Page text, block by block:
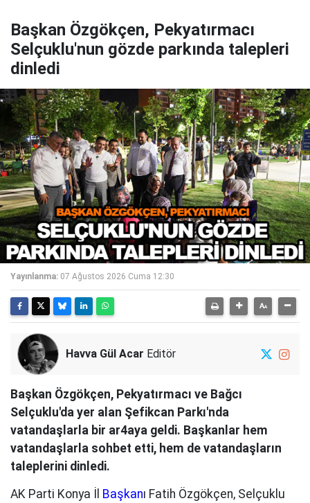
Başkan Özgökçen, Pekyatırmacı
Selçuklu'nun gözde parkında talepleri
dinledi
Yayınlanma: 07 Ağustos 2026 Cuma 12:30
Havva Gül Acar Editör
Başkan Özgökçen, Pekyatırmacı ve Bağcı
Selçuklu'da yer alan Şefikcan Parkı'nda
vatandaşlarla bir ar4aya geldi. Başkanlar hem
vatandaşlarla sohbet etti, hem de vatandaşların
taleplerini dinledi.
AK Parti Konya İl Başkanı Fatih Özgökçen, Selçuklu